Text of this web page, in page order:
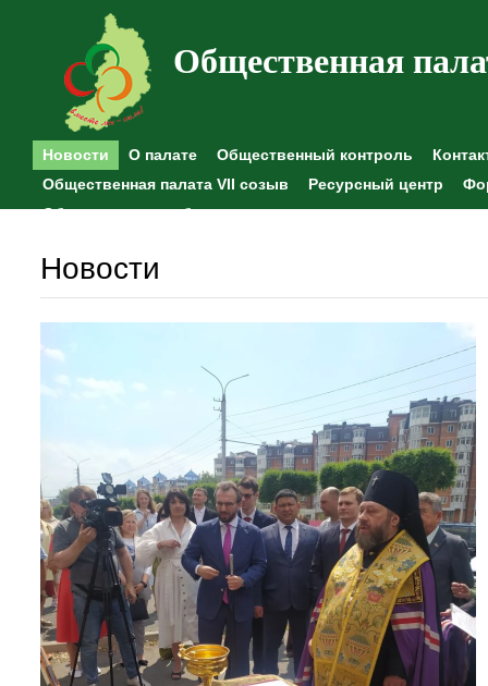
Общественная
Новости О палате Общественный контроль
Общественная палата VII созыв
Ресурсный центр
Общественные наблюдения
Новости